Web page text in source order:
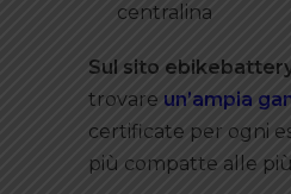
centralina
Sul sito
trovare un’ampia
certificate per ogni
più compatte alle